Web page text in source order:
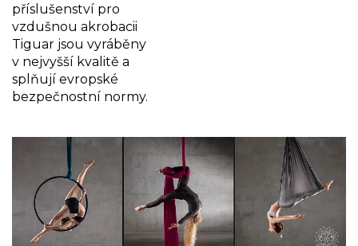
příslušenství pro
vzdušnou akrobacii
Tiguar jsou vyráběny
v nejvyšší kvalitě a
splňují evropské
bezpečnostní normy.